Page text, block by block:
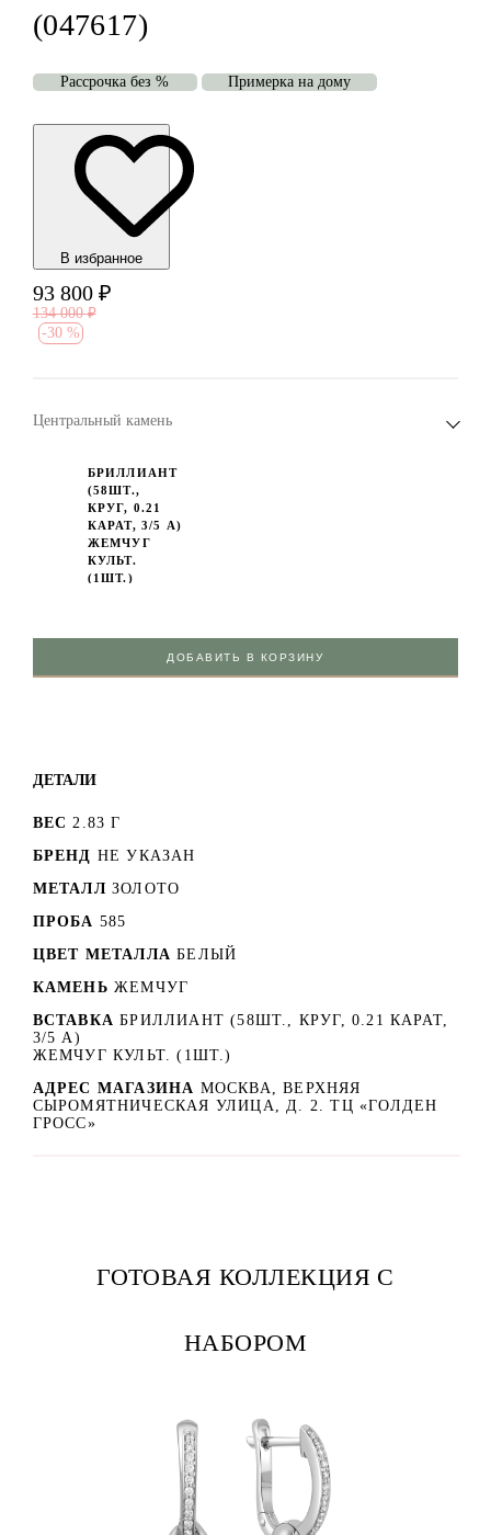
(047617)
Рассрочка без % Примерка на дому
В избранноe
93 800 ₽
134 000 ₽
-30 %
Центральный камень
БРИЛЛИАНТ
(58ШТ.,
КРУГ, 0.21
КАРАТ, 3/5 А)
ЖЕМЧУГ
КУЛЬТ.
(1ШТ.)
ДОБАВИТЬ В КОРЗИНУ
ДЕТАЛИ
ВЕС 2.83 Г
БРЕНД НЕ УКАЗАН
МЕТАЛЛ ЗОЛОТО
ПРОБА 585
ЦВЕТ МЕТАЛЛА БЕЛЫЙ
КАМЕНЬ ЖЕМЧУГ
ВСТАВКА БРИЛЛИАНТ (58ШТ., КРУГ, 0.21 КАРАТ,
3/5 А)
ЖЕМЧУГ КУЛЬТ. (1ШТ.)
АДРЕС МАГАЗИНА МОСКВА, ВЕРХНЯЯ
СЫРОМЯТНИЧЕСКАЯ УЛИЦА, Д. 2. ТЦ «ГОЛДЕН
ГРОСС»
ГОТОВАЯ КОЛЛЕКЦИЯ С
НАБОРОМ